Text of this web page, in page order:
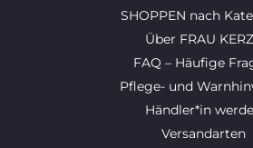
SHOPPEN nach
Über FRAU
FAQ – Häufige
Pflege- und
Händler*in
Versandarten